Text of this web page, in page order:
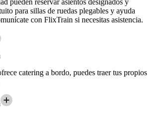
para sillas de ruedas plegables y ayuda
con FlixTrain si necesitas asistencia.
catering a bordo, puedes traer tus propios